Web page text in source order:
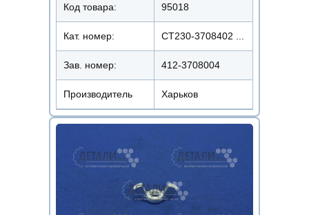
Код товара: 95018
Кат. номер: СТ230-3708402 ...
Зав. номер: 412-3708004
Производитель Харьков